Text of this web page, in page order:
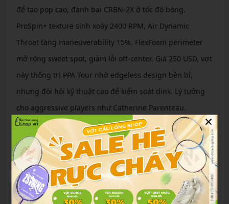
để tạo pop cao, đánh bại CRBN-2X ở tốc độ bóng.
ProSpin+ texture sinh xoáy 2400 RPM, Air Dynamic
Throat tăng maneuverability 15%. FlexFoam perimeter
mở rộng sweet spot, giảm lỗi off-center. Giá 250 USD, vợt
này thống trị PPA Tour nhờ edgeless design bền bỉ,
nhưng đòi hỏi kỹ thuật cao để kiểm soát dink. Lý tưởng
cho aggressive players như Catherine Parenteau.
Paddletek Bantam EX-L Pro
Paddletek Bantam EX-L Pro nổi bật với lõi polymer
honeycomb dày 16mm, trọng lượng heavy 8.2-8.8 oz cho
ổn định vượt trội. Bề mặt velvet textured polycarbonate
tạo xoáy bền vững (2100 RPM), Smart Response
×